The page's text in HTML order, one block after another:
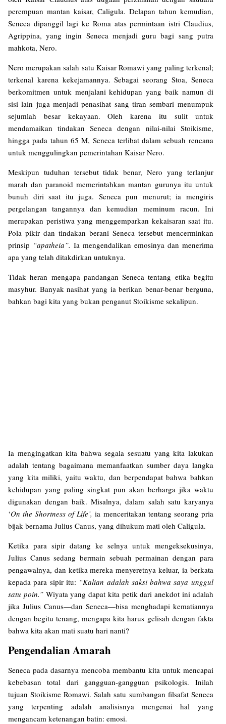
perempuan mantan kaisar, Caligula. Delapan tahun kemudian,
Seneca dipanggil lagi ke Roma atas permintaan istri Claudius,
Agrippina, yang ingin Seneca menjadi guru bagi sang putra
mahkota, Nero.
Nero merupakan salah satu Kaisar Romawi yang paling terkenal;
terkenal karena kekejamannya. Sebagai seorang Stoa, Seneca
berkomitmen untuk menjalani kehidupan yang baik namun di
sisi lain juga menjadi penasihat sang tiran sembari menumpuk
sejumlah besar kekayaan. Oleh karena itu sulit untuk
mendamaikan tindakan Seneca dengan nilai-nilai Stoikisme,
hingga pada tahun 65 M, Seneca terlibat dalam sebuah rencana
untuk menggulingkan pemerintahan Kaisar Nero.
Meskipun tuduhan tersebut tidak benar, Nero yang terlanjur
marah dan paranoid memerintahkan mantan gurunya itu untuk
bunuh diri saat itu juga. Seneca pun menurut; ia mengiris
pergelangan tangannya dan kemudian meminum racun. Ini
merupakan peristiwa yang menggemparkan kekaisaran saat itu.
Pola pikir dan tindakan berani Seneca tersebut mencerminkan
prinsip “apatheia”. Ia mengendalikan emosinya dan menerima
apa yang telah ditakdirkan untuknya.
Tidak heran mengapa pandangan Seneca tentang etika begitu
masyhur. Banyak nasihat yang ia berikan benar-benar berguna,
bahkan bagi kita yang bukan penganut Stoikisme sekalipun.
Ia mengingatkan kita bahwa segala sesuatu yang kita lakukan
adalah tentang bagaimana memanfaatkan sumber daya langka
yang kita miliki, yaitu waktu, dan berpendapat bahwa bahkan
kehidupan yang paling singkat pun akan berharga jika waktu
digunakan dengan baik. Misalnya, dalam salah satu karyanya
‘On the Shortness of Life’,ia menceritakan tentang seorang pria
bijak bernama Julius Canus, yang dihukum mati oleh Caligula.
Ketika para sipir datang ke selnya untuk mengeksekusinya,
Julius Canus sedang bermain sebuah permainan dengan para
pengawalnya, dan ketika mereka menyeretnya keluar, ia berkata
kepada para sipir itu: “Kalian adalah saksi bahwa saya unggul
satu poin.”Wiyata yang dapat kita petik dari anekdot ini adalah
jika Julius Canus—dan Seneca—bisa menghadapi kematiannya
dengan begitu tenang, mengapa kita harus gelisah dengan fakta
bahwa kita akan mati suatu hari nanti?
Pengendalian Amarah
Seneca pada dasarnya mencoba membantu kita untuk mencapai
kebebasan total dari gangguan-gangguan psikologis. Inilah
tujuan Stoikisme Romawi. Salah satu sumbangan filsafat Seneca
yang terpenting adalah analisisnya mengenai hal yang
mengancam ketenangan batin: emosi.